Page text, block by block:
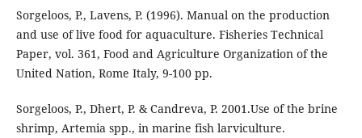
Sorgeloos, P., Lavens, P. (1996). Manual on the production
and use of live food for aquaculture. Fisheries Technical
Paper, vol. 361, Food and Agriculture Organization of the
United Nation, Rome Italy, 9-100 pp.
Sorgeloos, P., Dhert, P. & Candreva, P. 2001.Use of the brine
shrimp, Artemia spp., in marine fish larviculture.